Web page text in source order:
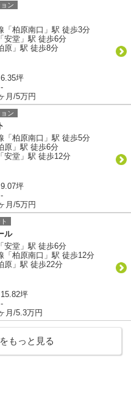
ン
「柏原南口」駅 徒歩3分
安堂」駅 徒歩6分
原」駅 徒歩8分
坪
月/5万円
ン
「柏原南口」駅 徒歩5分
原」駅 徒歩6分
安堂」駅 徒歩12分
坪
月/5万円
ル
安堂」駅 徒歩6分
「柏原南口」駅 徒歩12分
原」駅 徒歩22分
坪
月/5.3万円
もっと見る